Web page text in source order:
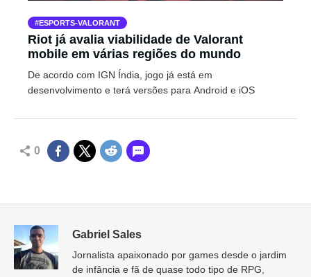
ESPORTS-VALORANT
Riot já avalia viabilidade de Valorant
mobile em várias regiões do mundo
De acordo com IGN Índia, jogo já está em
desenvolvimento e terá versões para Android e iOS
0
Gabriel Sales
Jornalista apaixonado por games desde o jardim
de infância e fã de quase todo tipo de RPG,